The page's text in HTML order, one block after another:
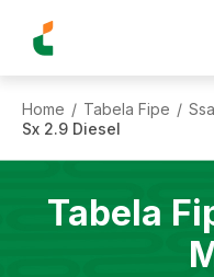
Home / Tabela Fipe /
Sx 2.9 Diesel
Tabela